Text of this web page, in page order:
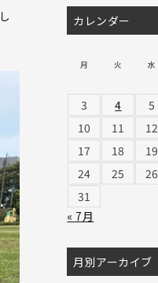
カレンダー
月 火 水
3
4 5
10
11 12
17
18 19
24
25 26
31
« 7月
月別アーカイブ